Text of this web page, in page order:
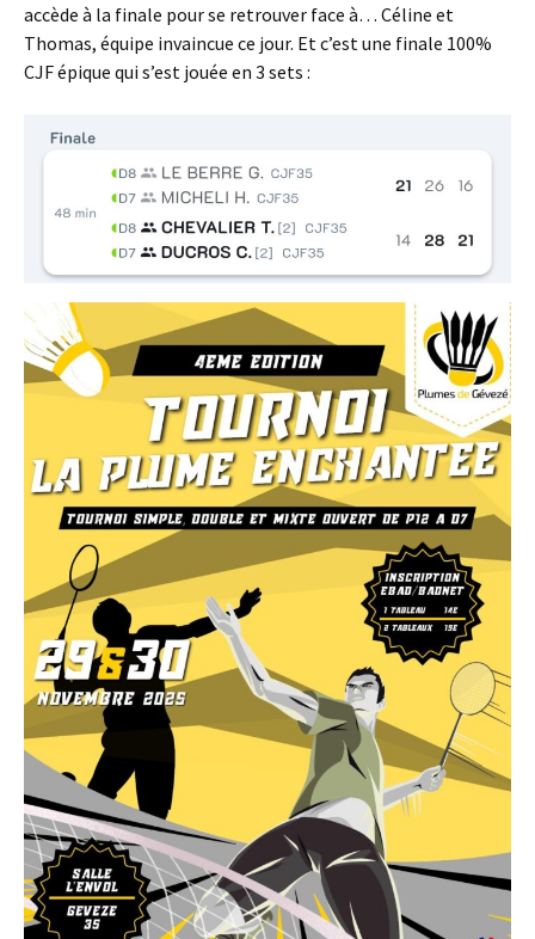
accède à la finale pour se retrouver face à… Céline et
Thomas, équipe invaincue ce jour. Et c’est une finale 100%
CJF épique qui s’est jouée en 3 sets :